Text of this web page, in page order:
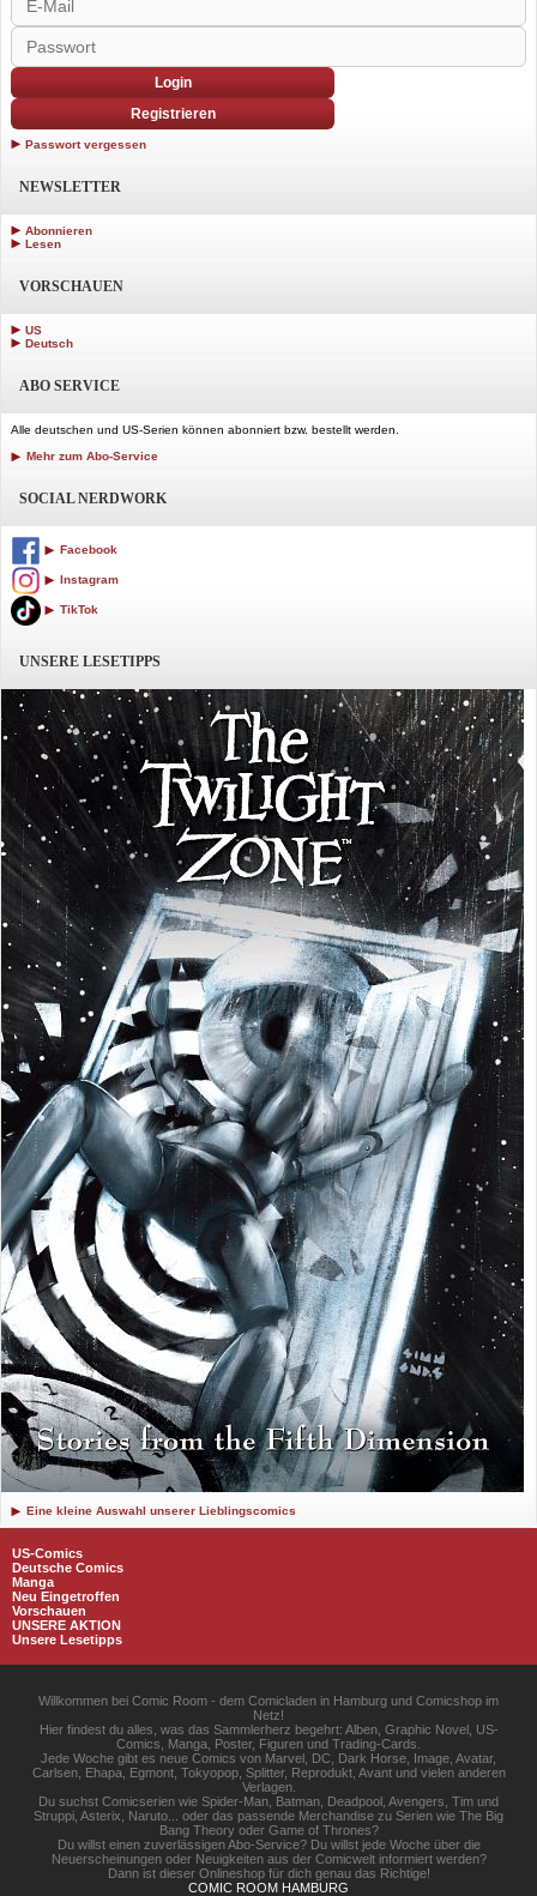
Login
Registrieren
Passwort vergessen
NEWSLETTER
Abonnieren
Lesen
VORSCHAUEN
US
Deutsch
ABO SERVICE
Alle deutschen und US-Serien können abonniert bzw. bestellt werden.
Mehr zum Abo-Service
SOCIAL NERDWORK
Facebook
Instagram
TikTok
UNSERE LESETIPPS
Eine kleine Auswahl unserer Lieblingscomics
US-Comics
Deutsche Comics
Manga
Neu Eingetroffen
Vorschauen
UNSERE AKTION
Unsere Lesetipps
Willkommen bei Comic Room - dem Comicladen in Hamburg und Comicshop im
Netz!
Hier findest du alles, was das Sammlerherz begehrt: Alben, Graphic Novel, US-
Comics, Manga, Poster, Figuren und Trading-Cards.
Jede Woche gibt es neue Comics von Marvel, DC, Dark Horse, Image, Avatar,
Carlsen, Ehapa, Egmont, Tokyopop, Splitter, Reprodukt, Avant und vielen anderen
Verlagen.
Du suchst Comicserien wie Spider-Man, Batman, Deadpool, Avengers, Tim und
Struppi, Asterix, Naruto... oder das passende Merchandise zu Serien wie The Big
Bang Theory oder Game of Thrones?
Du willst einen zuverlässigen Abo-Service? Du willst jede Woche über die
Neuerscheinungen oder Neuigkeiten aus der Comicwelt informiert werden?
Dann ist dieser Onlineshop für dich genau das Richtige!
COMIC ROOM HAMBURG